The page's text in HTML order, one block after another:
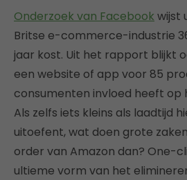
Onderzoek van Facebook wijst
Britse e-commerce-industrie
jaar kost. Uit het rapport blijkt
een website of app voor 85
consumenten invloed heeft op
Als zelfs iets kleins als laadtijd
uitoefent, wat doen grote
order van Amazon dan? One-
ultieme vorm van het